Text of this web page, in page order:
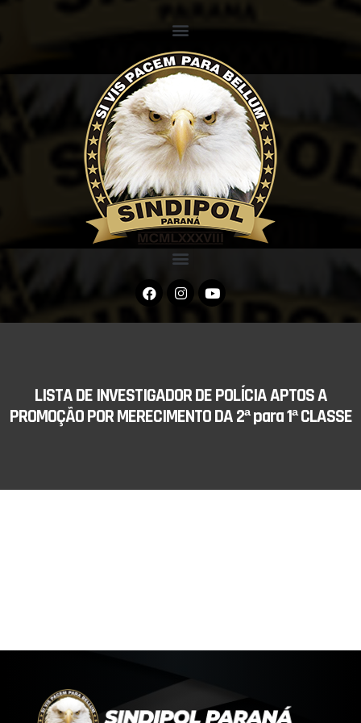
LISTA DE INVESTIGADOR DE POLÍCIA APTOS A
PROMOÇÃO POR MERECIMENTO DA 2ª para 1ª CLASSE